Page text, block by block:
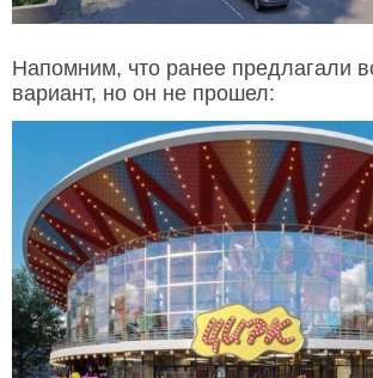
Напомним, что ранее предлагали
вариант, но он не прошел: